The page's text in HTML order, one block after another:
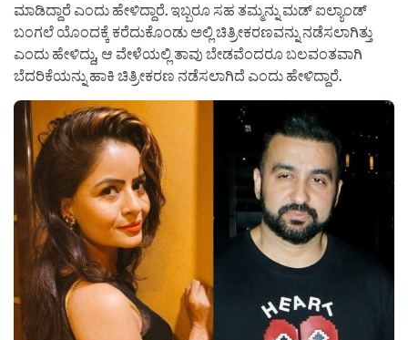
ಮಾಡಿದ್ದಾರೆ ಎಂದು ಹೇಳಿದ್ದಾರೆ. ಇಬ್ಬರೂ ಸಹ ತಮ್ಮನ್ನು ಮಡ್ ಐಲ್ಯಾಂಡ್
ಬಂಗಲೆ ಯೊಂದಕ್ಕೆ ಕರೆದುಕೊಂಡು ಅಲ್ಲಿ ಚಿತ್ರೀಕರಣವನ್ನು ನಡೆಸಲಾಗಿತ್ತು
ಎಂದು ಹೇಳಿದ್ದು, ಆ ವೇಳೆಯಲ್ಲಿ ತಾವು ಬೇಡವೆಂದರೂ ಬಲವಂತವಾಗಿ
ಬೆದರಿಕೆಯನ್ನು ಹಾಕಿ ಚಿತ್ರೀಕರಣ ನಡೆಸಲಾಗಿದೆ ಎಂದು ಹೇಳಿದ್ದಾರೆ.